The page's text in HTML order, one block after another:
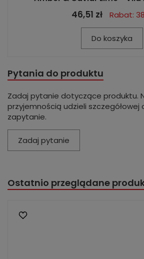
46,51 zł Rabat:
Do koszyka
Pytania do produktu
Zadaj pytanie dotyczące produktu.
przyjemnością udzieli szczegółowej
zapytanie.
Zadaj pytanie
Ostatnio przeglądane